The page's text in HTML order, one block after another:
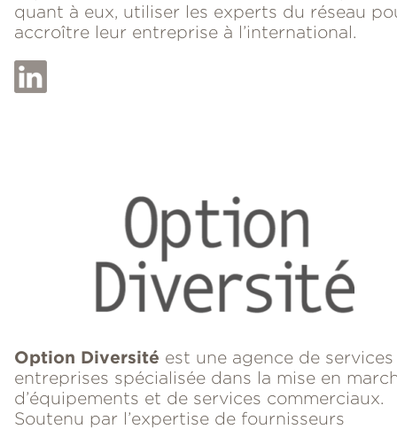
quant à eux, utiliser les experts du réseau
accroître leur entreprise à l’international.
Option Diversité est une agence de
entreprises spécialisée dans la mise en
d’équipements et de services commerciaux.
Soutenu par l’expertise de fournisseurs